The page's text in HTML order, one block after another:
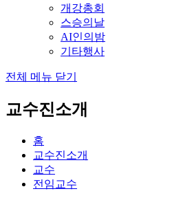
개강총회
스승의날
AI인의밤
기타행사
전체 메뉴 닫기
교수진소개
홈
교수진소개
교수
전임교수